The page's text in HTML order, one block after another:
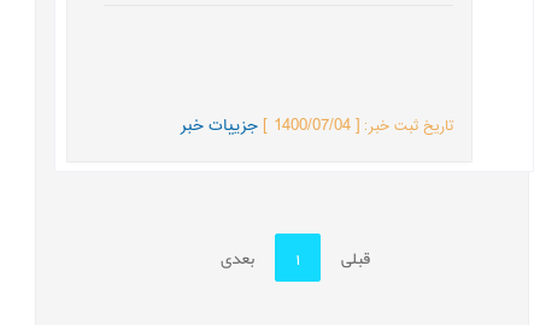
تاریخ ثبت خبر:
[
1400/07/04
] جزییات خبر
قبلی بعدی